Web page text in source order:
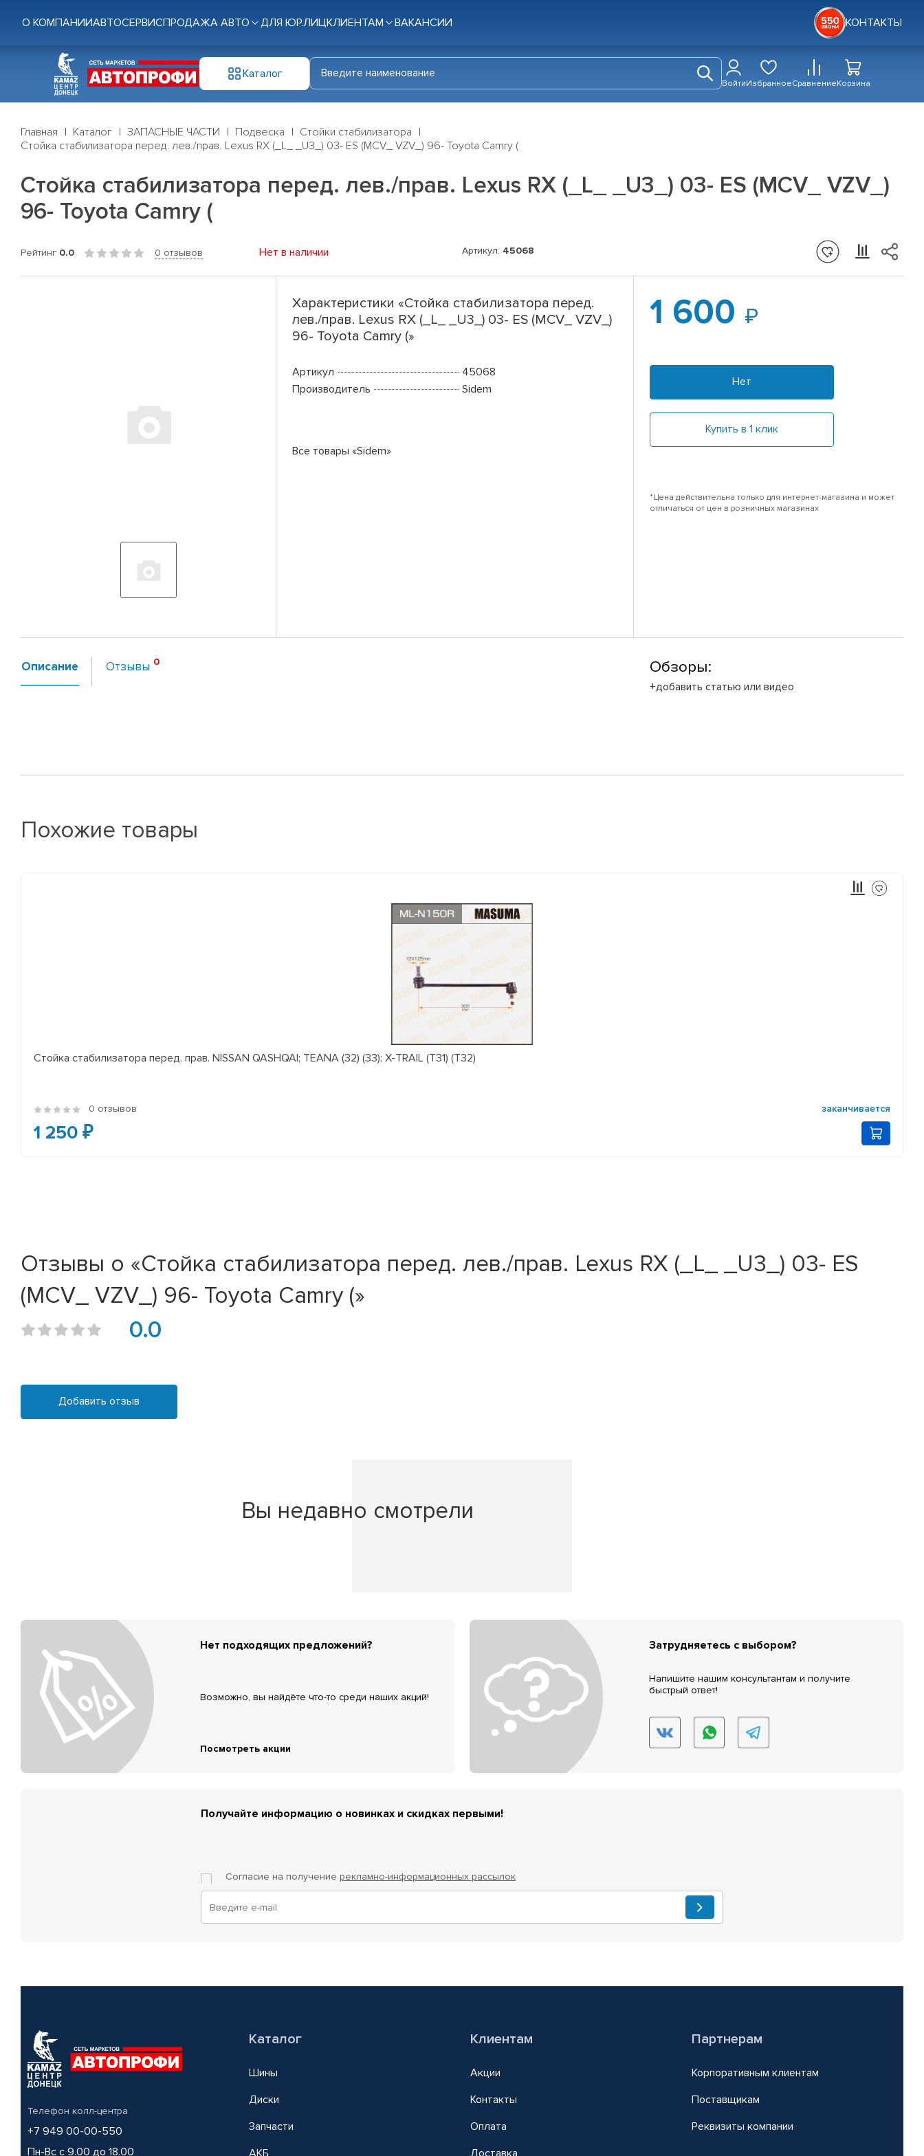
О КОМПАНИИАВТОСЕРВИСПРОДАЖА АВТО ДЛЯ ЮР.ЛИЦКЛИЕНТАМ ВАКАНСИИ КОНТАКТЫ
Каталог
ВойтиИзбранноеСравнениеКорзина
Главная Каталог ЗАПАСНЫЕ ЧАСТИ Подвеска
Стойки стабилизатора
Стойка стабилизатора перед. лев./прав. Lexus RX (_L_ _U3_) 03- ES (MCV_ VZV_) 96- Toyota Camry (
Стойка стабилизатора перед. лев./прав. Lexus RX (_L_ _U3_) 03- ES (MCV_ VZV_)
96- Toyota Camry (
Рейтинг 0.0 0 отзывов Нет в наличии Артикул: 45068
Характеристики «Стойка стабилизатора перед.
лев./прав. Lexus RX (_L_ _U3_) 03- ES (MCV_ VZV_)
96- Toyota Camry (»
Артикул
45068
Производитель
Sidem
Все товары «Sidem»
1 600
Нет
Купить в 1 клик
*Цена действительна только для интернет-магазина и может
отличаться от цен в розничных магазинах
Описание Отзывы Обзоры:
+добавить статью или видео
Похожие товары
Стойка стабилизатора перед. прав. NISSAN QASHQAI; TEANA (32) (33); X-TRAIL (T31) (T32)
0 отзывов заканчивается
1 250 ₽
Отзывы о «Стойка стабилизатора перед. лев./прав. Lexus RX (_L_ _U3_) 03- ES
(MCV_ VZV_) 96- Toyota Camry (»
0.0
Добавить отзыв
Вы недавно смотрели
Нет подходящих предложений?
Возможно, вы найдёте что-то среди наших акций!
Посмотреть акции
Затрудняетесь с выбором?
Напишите нашим консультантам и получите
быстрый ответ!
Получайте информацию о новинках и скидках первыми!
Согласие на получение рекламно-информационных рассылок
Телефон колл-центра
+7 949 00-00-550
Пн-Вс с 9.00 до 18.00
Каталог
Шины
Диски
Запчасти
АКБ
Клиентам
Акции
Контакты
Оплата
Доставка
Партнерам
Корпоративным клиентам
Поставщикам
Реквизиты компании